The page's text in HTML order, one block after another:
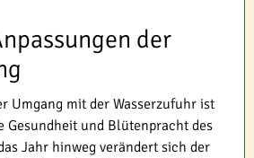
der
Umgang mit der Wasserzufuhr ist
Gesundheit und Blütenpracht des
Jahr hinweg verändert sich der